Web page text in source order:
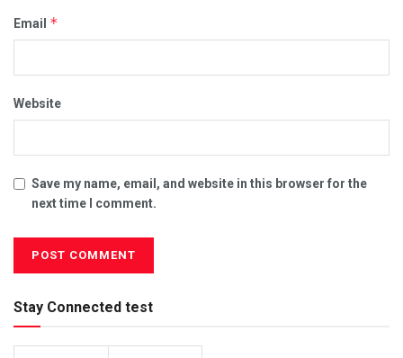
Email *
Website
Save my name, email, and website in this browser for the
next time I comment.
Stay Connected test